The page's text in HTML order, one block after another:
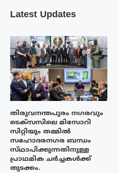
Latest Updates
തിരുവനന്തപുരം നഗരവും
ടെക്‌സസിലെ മിസോറി
സിറ്റിയും തമ്മിൽ
സഹോദരനഗര ബന്ധം
സ്‌ഥാപിക്കുന്നതിനുള്ള
പ്രാഥമിക ചർച്ചകൾക്ക്
തുടക്കം.